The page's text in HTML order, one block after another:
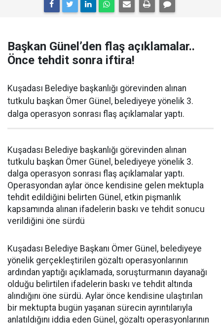
Başkan Günel’den flaş açıklamalar..
Önce tehdit sonra iftira!
Kuşadası Belediye başkanlığı görevinden alınan
tutkulu başkan Ömer Günel, belediyeye yönelik 3.
dalga operasyon sonrası flaş açıklamalar yaptı.
Kuşadası Belediye başkanlığı görevinden alınan
tutkulu başkan Ömer Günel, belediyeye yönelik 3.
dalga operasyon sonrası flaş açıklamalar yaptı.
Operasyondan aylar önce kendisine gelen mektupla
tehdit edildiğini belirten Günel, etkin pişmanlık
kapsamında alınan ifadelerin baskı ve tehdit sonucu
verildiğini öne sürdü
Kuşadası Belediye Başkanı Ömer Günel, belediyeye
yönelik gerçekleştirilen gözaltı operasyonlarının
ardından yaptığı açıklamada, soruşturmanın dayanağı
olduğu belirtilen ifadelerin baskı ve tehdit altında
alındığını öne sürdü. Aylar önce kendisine ulaştırılan
bir mektupta bugün yaşanan sürecin ayrıntılarıyla
anlatıldığını iddia eden Günel, gözaltı operasyonlarının